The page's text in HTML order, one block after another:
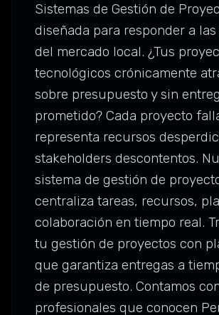
Sistemas de Gestión de
diseñada para responder a
del mercado local. ¿Tus
tecnológicos crónicamente
sobre presupuesto y sin
prometido? Cada proyecto
representa recursos
stakeholders descontentos.
sistema de gestión de
centraliza tareas, recursos,
colaboración en tiempo real.
tu gestión de proyectos con
que garantiza entregas a
de presupuesto. Contamos
profesionales que conocen